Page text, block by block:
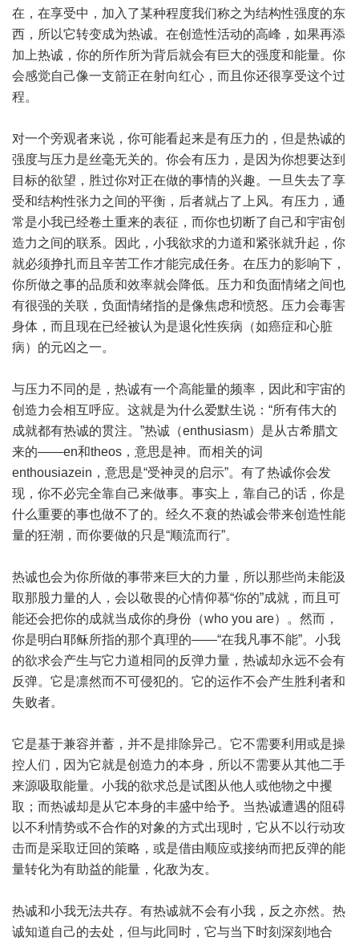
在，在享受中，加入了某种程度我们称之为结构性强度的东
西，所以它转变成为热诚。在创造性活动的高峰，如果再添
加上热诚，你的所作所为背后就会有巨大的强度和能量。你
会感觉自己像一支箭正在射向红心，而且你还很享受这个过
程。
对一个旁观者来说，你可能看起来是有压力的，但是热诚的
强度与压力是丝毫无关的。你会有压力，是因为你想要达到
目标的欲望，胜过你对正在做的事情的兴趣。一旦失去了享
受和结构性张力之间的平衡，后者就占了上风。有压力，通
常是小我已经卷土重来的表征，而你也切断了自己和宇宙创
造力之间的联系。因此，小我欲求的力道和紧张就升起，你
就必须挣扎而且辛苦工作才能完成任务。在压力的影响下，
你所做之事的品质和效率就会降低。压力和负面情绪之间也
有很强的关联，负面情绪指的是像焦虑和愤怒。压力会毒害
身体，而且现在已经被认为是退化性疾病（如癌症和心脏
病）的元凶之一。
与压力不同的是，热诚有一个高能量的频率，因此和宇宙的
创造力会相互呼应。这就是为什么爱默生说：“所有伟大的
成就都有热诚的贯注。”热诚（enthusiasm）是从古希腊文
来的——en和theos，意思是神。而相关的词
enthousiazein，意思是“受神灵的启示”。有了热诚你会发
现，你不必完全靠自己来做事。事实上，靠自己的话，你是
什么重要的事也做不了的。经久不衰的热诚会带来创造性能
量的狂潮，而你要做的只是“顺流而行”。
热诚也会为你所做的事带来巨大的力量，所以那些尚未能汲
取那股力量的人，会以敬畏的心情仰慕“你的”成就，而且可
能还会把你的成就当成你的身份（who you are）。然而，
你是明白耶稣所指的那个真理的——“在我凡事不能”。小我
的欲求会产生与它力道相同的反弹力量，热诚却永远不会有
反弹。它是凛然而不可侵犯的。它的运作不会产生胜利者和
失败者。
它是基于兼容并蓄，并不是排除异己。它不需要利用或是操
控人们，因为它就是创造力的本身，所以不需要从其他二手
来源吸取能量。小我的欲求总是试图从他人或他物之中攫
取；而热诚却是从它本身的丰盛中给予。当热诚遭遇的阻碍
以不利情势或不合作的对象的方式出现时，它从不以行动攻
击而是采取迂回的策略，或是借由顺应或接纳而把反弹的能
量转化为有助益的能量，化敌为友。
热诚和小我无法共存。有热诚就不会有小我，反之亦然。热
诚知道自己的去处，但与此同时，它与当下时刻深刻地合